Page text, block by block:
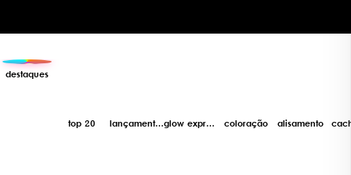
destaques
top 20 lançamentos glow express coloração alisamento